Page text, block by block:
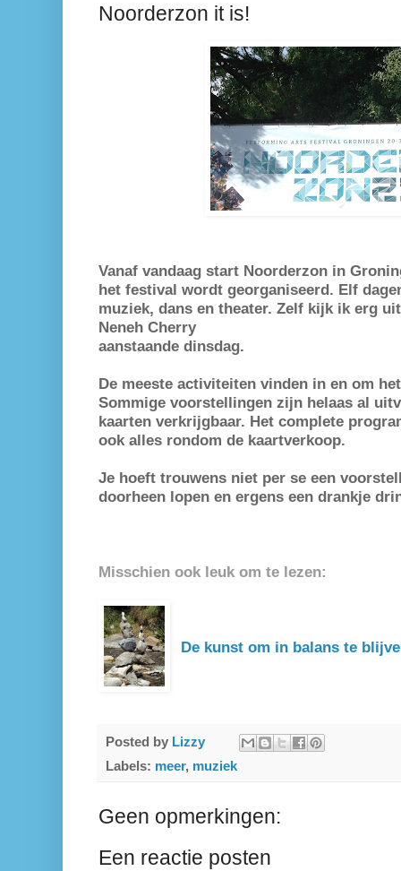
Noorderzon it is!
Vanaf vandaag start Noorderzon in
het festival wordt georganiseerd. Elf
muziek, dans en theater. Zelf kijk ik erg
Neneh Cherry
aanstaande dinsdag.
De meeste activiteiten vinden in en om
Sommige voorstellingen zijn helaas al
kaarten verkrijgbaar. Het complete
ook alles rondom de kaartverkoop.
Je hoeft trouwens niet per se een
doorheen lopen en ergens een drankje
Misschien ook leuk om te lezen:
De kunst om in balans te
Posted by Lizzy
Labels: meer, muziek
Geen opmerkingen:
Een reactie posten